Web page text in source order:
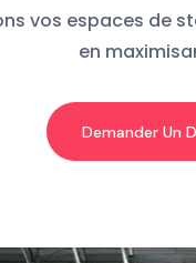
vos espaces de
en
Demander Un